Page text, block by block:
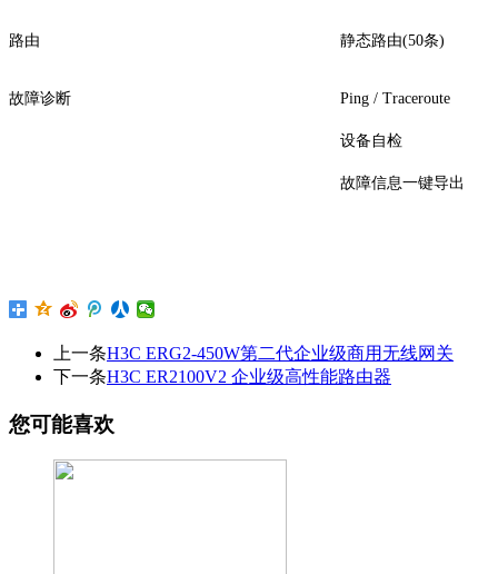
路由 静态路由(50条)
故障诊断 Ping / Traceroute
设备自检
故障信息一键导出
上一条H3C ERG2-450W第二代企业级商用无线网关
下一条H3C ER2100V2 企业级高性能路由器
您可能喜欢